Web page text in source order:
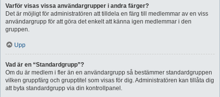
Varför visas vissa användargrupper i andra färger?
Det är möjligt för administratören att tilldela en färg till medlemmar av en viss
användargrupp för att göra det enkelt att känna igen medlemmar i den
gruppen.
Upp
Vad är en “Standardgrupp”?
Om du är medlem i fler än en användargrupp så bestämmer standardgruppen
vilken gruppfärg och grupptitel som visas för dig. Administratören kan tillåta dig
att byta standardgrupp via din kontrollpanel.